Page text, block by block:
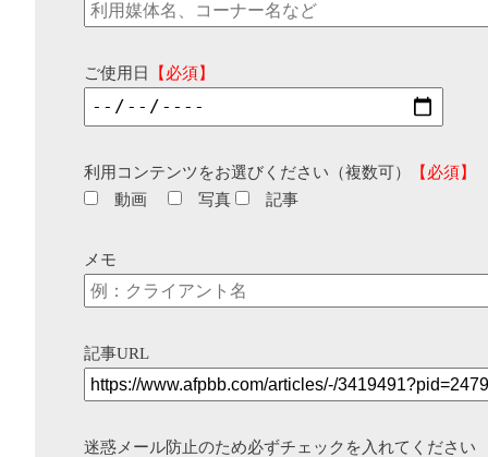
ご使用日 【必須】
利用コンテンツをお選びください（複数可）
【必須】
動画
写真 記事
メモ
記事URL
迷惑メール防止のため必ずチェックを入れてください